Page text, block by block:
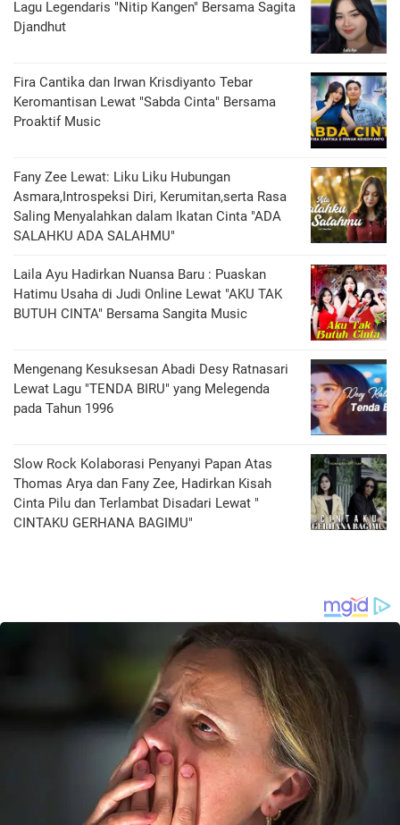
Lagu Legendaris "Nitip Kangen" Bersama Sagita
Djandhut
Fira Cantika dan Irwan Krisdiyanto Tebar
Keromantisan Lewat "Sabda Cinta" Bersama
Proaktif Music
Fany Zee Lewat: Liku Liku Hubungan
Asmara,Introspeksi Diri, Kerumitan,serta Rasa
Saling Menyalahkan dalam Ikatan Cinta "ADA
SALAHKU ADA SALAHMU"
Laila Ayu Hadirkan Nuansa Baru : Puaskan
Hatimu Usaha di Judi Online Lewat "AKU TAK
BUTUH CINTA" Bersama Sangita Music
Mengenang Kesuksesan Abadi Desy Ratnasari
Lewat Lagu "TENDA BIRU" yang Melegenda
pada Tahun 1996
Slow Rock Kolaborasi Penyanyi Papan Atas
Thomas Arya dan Fany Zee, Hadirkan Kisah
Cinta Pilu dan Terlambat Disadari Lewat "
CINTAKU GERHANA BAGIMU"